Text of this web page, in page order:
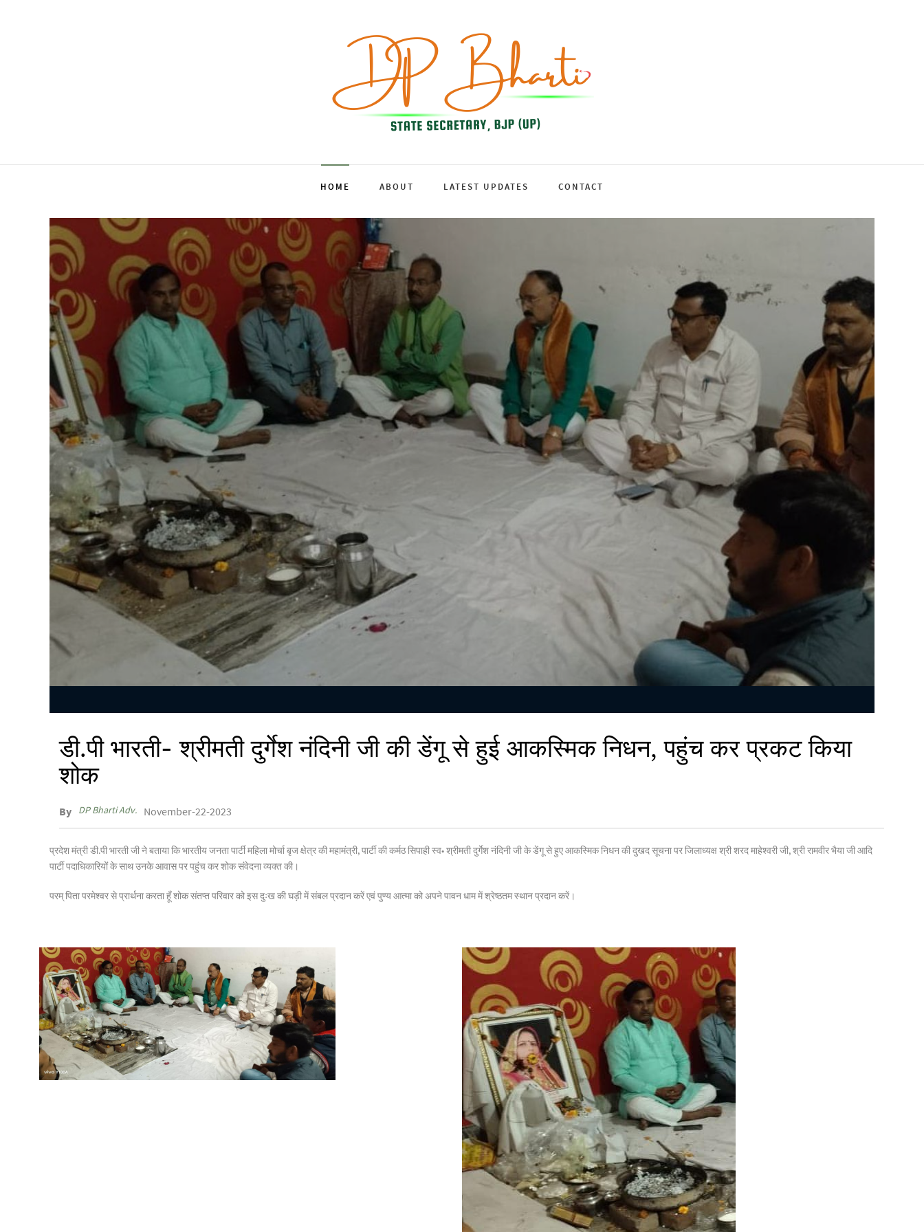
HOME ABOUT LATEST UPDATES CONTACT
डी.पी भारती- श्रीमती दुर्गेश नंदिनी जी की डेंगू से हुई आकस्मिक निधन, पहुंच कर प्रकट किया
शोक
By DP Bharti Adv. November-22-2023
प्रदेश मंत्री डी.पी भारती जी ने बताया कि भारतीय जनता पार्टी महिला मोर्चा बृज क्षेत्र की महामंत्री, पार्टी की कर्मठ सिपाही स्व• श्रीमती दुर्गेश नंदिनी जी के डेंगू से हुए आकस्मिक निधन की दुखद सूचना पर जिलाध्यक्ष श्री शरद माहेश्वरी जी, श्री रामवीर भैया जी आदि
पार्टी पदाधिकारियों के साथ उनके आवास पर पहुंच कर शोक संवेदना व्यक्त की।
परम् पिता परमेश्वर से प्रार्थना करता हूँ शोक संतप्त परिवार को इस दुःख की घड़ी में संबल प्रदान करें एवं पुण्य आत्मा को अपने पावन धाम में श्रेष्ठतम स्थान प्रदान करें।